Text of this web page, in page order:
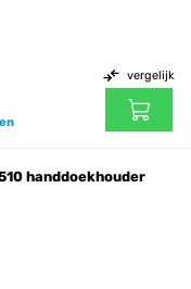
vergelijk
handdoekhouder